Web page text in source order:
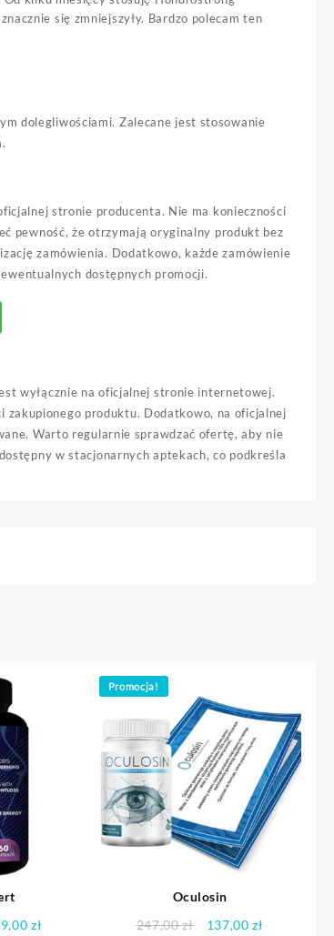
się zmniejszyły. Bardzo polecam ten
dolegliwościami. Zalecane jest stosowanie
stronie producenta. Nie ma konieczności
pewność, że otrzymają oryginalny produkt bez
zamówienia. Dodatkowo, każde zamówienie
dostępnych promocji.
wyłącznie na oficjalnej stronie internetowej.
zakupionego produktu. Dodatkowo, na oficjalnej
Warto regularnie sprawdzać ofertę, aby nie
w stacjonarnych aptekach, co podkreśla
zł
Promocja!
Oculosin
247,00zł
Pierwotna
137,00zł